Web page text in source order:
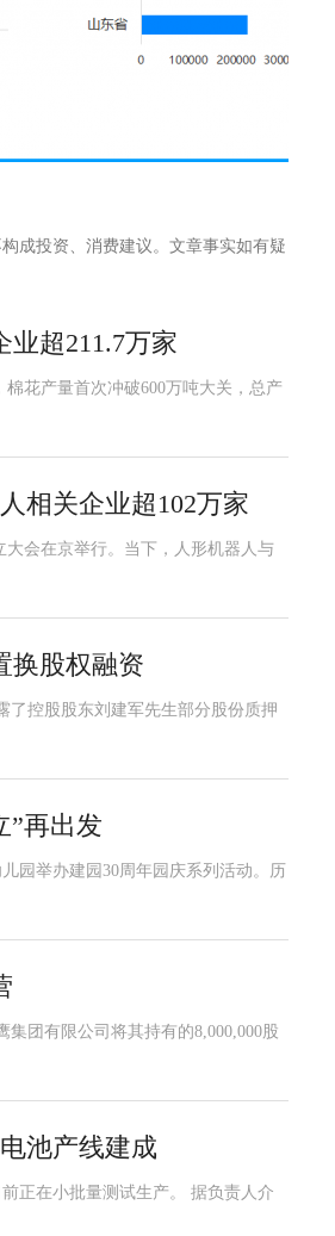
成投资、消费建议。文章事实如有疑
业超211.7万家
花产量首次冲破600万吨大关，总产
相关企业超102万家
会在京举行。当下，人形机器人与
换股权融资
了控股股东刘建军先生部分股份质押
”再出发
园举办建园30周年园庆系列活动。历
团有限公司将其持有的8,000,000股
池产线建成
正在小批量测试生产。 据负责人介